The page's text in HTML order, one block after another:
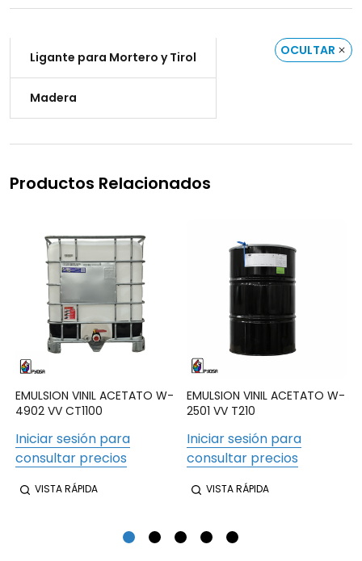
OCULTAR
Ligante para Mortero y Tirol
Madera
Productos Relacionados
EMULSION VINIL ACETATO W-
4902 VV CT1100
Iniciar sesión para
consultar precios
VISTA RÁPIDA
EMULSION VINIL ACETATO W-
2501 VV T210
Iniciar sesión para
consultar precios
VISTA RÁPIDA